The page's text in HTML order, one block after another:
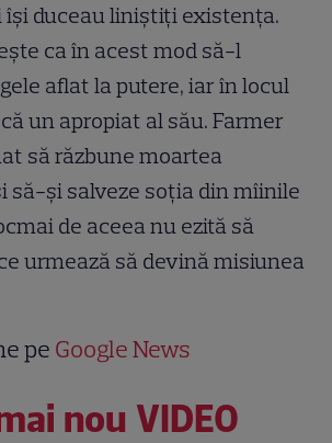
îşi duceau liniştiţi existenţa.
ca în acest mod să-l
aflat la putere, iar în locul
un apropiat al său. Farmer
să răzbune moartea
să-şi salveze soţia din mîinile
de aceea nu ezită să
urmează să devină misiunea
pe Google News
nou VIDEO